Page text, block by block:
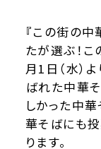
『この街の中
たが選ぶ！
月1日（水）
ばれた中華
しかった中
華そばにも
ります。